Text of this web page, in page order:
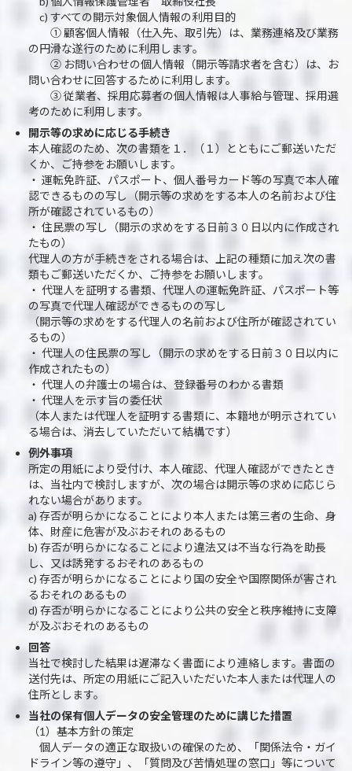
c) すべての開示対象個人情報の利用目的
① 顧客個人情報（仕入先、取引先）は、業務連絡及び業務
の円滑な遂行のために利用します。
② お問い合わせの個人情報（開示等請求者を含む）は、お
問い合わせに回答するために利用します。
③ 従業者、採用応募者の個人情報は人事給与管理、採用選
考のために利用します。
開示等の求めに応じる手続き
本人確認のため、次の書類を１．（１）とともにご郵送いただ
くか、ご持参をお願いします。
・ 運転免許証、パスポート、個人番号カード等の写真で本人確
認できるものの写し（開示等の求めをする本人の名前および住
所が確認されているもの）
・ 住民票の写し（開示の求めをする日前３０日以内に作成され
たもの）
代理人の方が手続きをされる場合は、上記の種類に加え次の書
類もご郵送いただくか、ご持参をお願いします。
・ 代理人を証明する書類、代理人の運転免許証、パスポート等
の写真で代理人確認ができるものの写し
（開示等の求めをする代理人の名前および住所が確認されてい
るもの）
・ 代理人の住民票の写し（開示の求めをする日前３０日以内に
作成されたもの）
・ 代理人の弁護士の場合は、登録番号のわかる書類
・ 代理人を示す旨の委任状
（本人または代理人を証明する書類に、本籍地が明示されてい
る場合は、消去していただいて結構です）
例外事項
所定の用紙により受付け、本人確認、代理人確認ができたとき
は、当社内で検討しますが、次の場合は開示等の求めに応じら
れない場合があります。
a) 存否が明らかになることにより本人または第三者の生命、身
体、財産に危害が及ぶおそれのあるもの
b) 存否が明らかになることにより違法又は不当な行為を助長
し、又は誘発するおそれのあるもの
c) 存否が明らかになることにより国の安全や国際関係が害され
るおそれのあるもの
d) 存否が明らかになることにより公共の安全と秩序維持に支障
が及ぶおそれのあるもの
回答
当社で検討した結果は遅滞なく書面により連絡します。書面の
送付先は、所定の用紙にご記入いただいた本人または代理人の
住所とします。
当社の保有個人データの安全管理のために講じた措置
（1）基本方針の策定
個人データの適正な取扱いの確保のため、「関係法令・ガイ
ドライン等の遵守」、「質問及び苦情処理の窓口」等について